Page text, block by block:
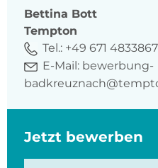
Bettina Bott
Tempton
Tel.: +49 671
E-Mail: bewerbung-
Jetzt bewerben